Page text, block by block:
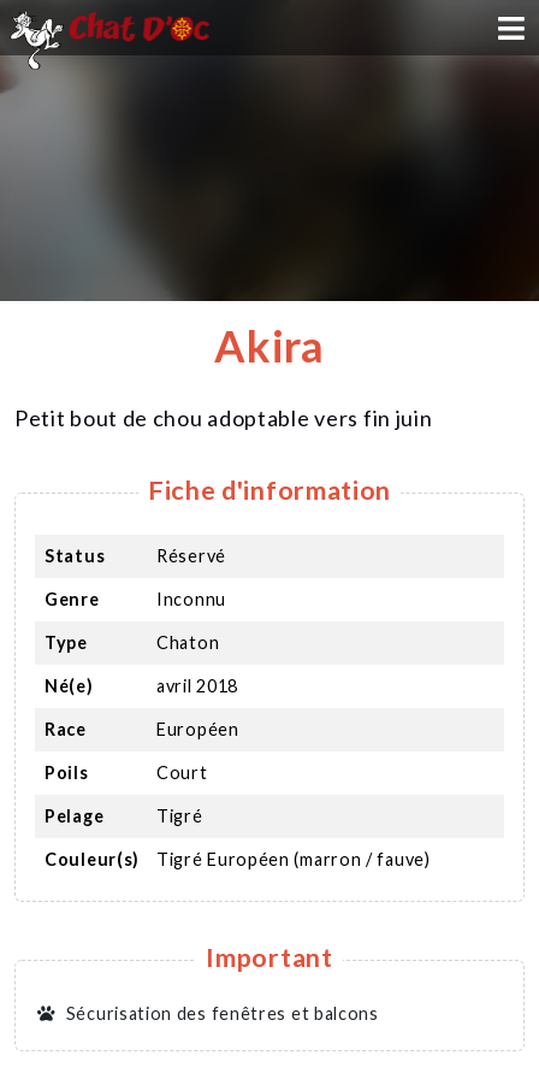
NOUS SOUTENIR
CONTACT
Akira
Petit bout de chou adoptable vers fin juin
Fiche d'information
Status Réservé
Genre Inconnu
Type Chaton
Né(e) avril 2018
Race Européen
Poils Court
Pelage Tigré
Couleur(s) Tigré Européen (marron / fauve)
Important
Sécurisation des fenêtres et balcons